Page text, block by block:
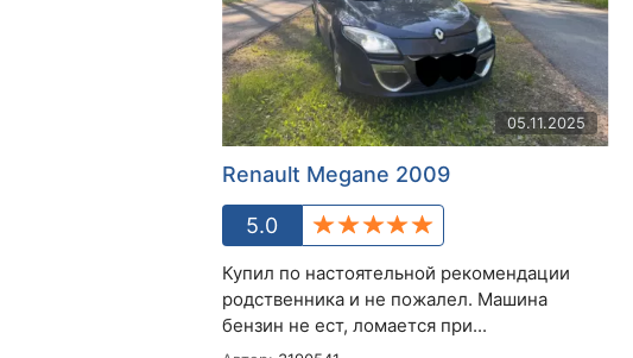
05.11.2025
Renault Megane 2009
5.0
Купил по настоятельной рекомендации
родственника и не пожалел. Машина
бензин не ест, ломается при...